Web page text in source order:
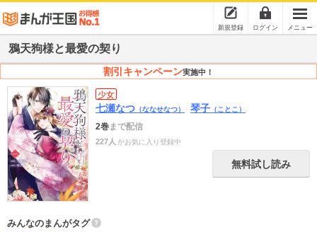
新規登録 ログイン メニュー
鴉天狗様と最愛の契り
割引キャンペーン実施中！
少女
七瀬なつ （ななせなつ） 琴子 （ことこ）
2巻まで配信
227人 がお気に入り登録中
無料試し読み
みんなのまんがタグ